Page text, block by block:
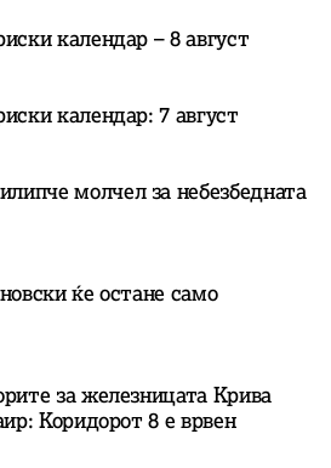
календар – 8 август
календар: 7 август
молчел за небезбедната
ќе остане само
за железницата Крива
Коридорот 8 е врвен